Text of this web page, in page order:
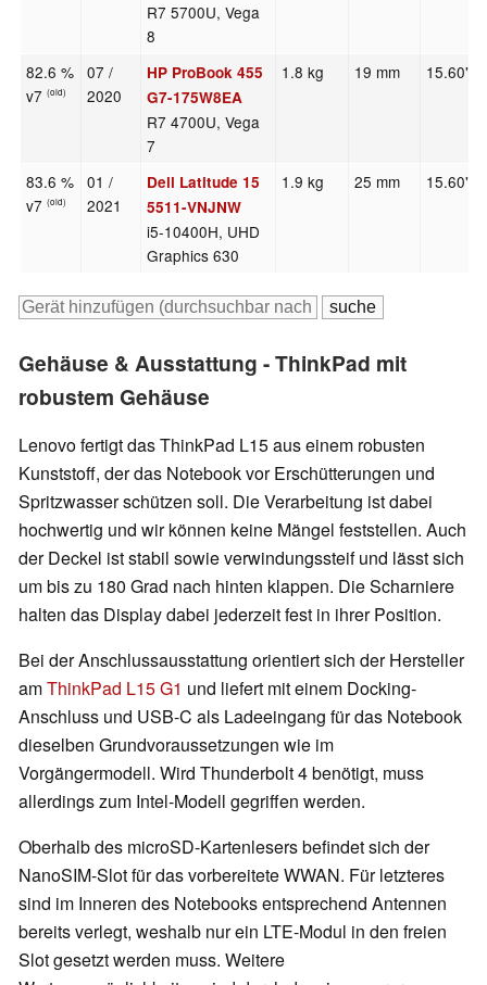
R7 5700U, Vega
8
82.6 %
v7(old)
07 /
2020
HP ProBook 455
G7-175W8EA
R7 4700U, Vega
7
1.8 kg 19 mm 15.60"
83.6 %
v7(old)
01 /
2021
Dell Latitude 15
5511-VNJNW
i5-10400H, UHD
Graphics 630
1.9 kg 25 mm 15.60"
Gehäuse & Ausstattung - ThinkPad mit
robustem Gehäuse
Lenovo fertigt das ThinkPad L15 aus einem robusten
Kunststoff, der das Notebook vor Erschütterungen und
Spritzwasser schützen soll. Die Verarbeitung ist dabei
hochwertig und wir können keine Mängel feststellen. Auch
der Deckel ist stabil sowie verwindungssteif und lässt sich
um bis zu 180 Grad nach hinten klappen. Die Scharniere
halten das Display dabei jederzeit fest in ihrer Position.
Bei der Anschlussausstattung orientiert sich der Hersteller
amThinkPad L15 G1 und liefert mit einem Docking-
Anschluss und USB-C als Ladeeingang für das Notebook
dieselben Grundvoraussetzungen wie im
Vorgängermodell. Wird Thunderbolt 4 benötigt, muss
allerdings zum Intel-Modell gegriffen werden.
Oberhalb des microSD-Kartenlesers befindet sich der
NanoSIM-Slot für das vorbereitete WWAN. Für letzteres
sind im Inneren des Notebooks entsprechend Antennen
bereits verlegt, weshalb nur ein LTE-Modul in den freien
Slot gesetzt werden muss. Weitere